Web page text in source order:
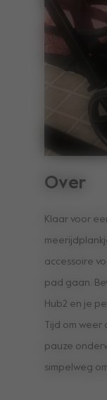
Over
Klaar voor
accessoire
pad gaan.
Hub2 en je
Tijd om
pauze
simpelweg